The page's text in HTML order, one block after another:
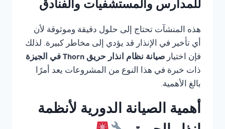
للمدارس والمستشفيات والفنادق
هذه المنشآت تحتاج إلى حلول دقيقة وموثوقة لأن
أي تأخير في الإنذار قد يؤدي إلى مخاطر كبيرة. لذلك
فإن اختيار صيانة نظام انذار حريق Thorn في الجيزة
ذات خبرة في هذا النوع من المشروعات يعد أمرًا
بالغ الأهمية.
أهمية الصيانة الدورية لأنظمة